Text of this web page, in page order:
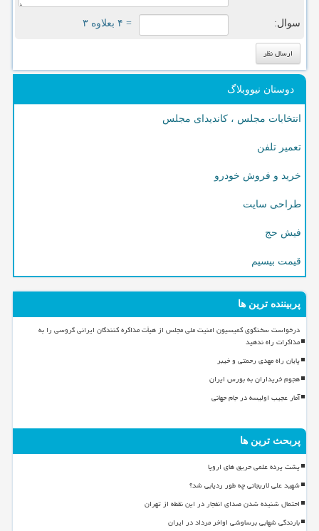
سوال: = ۴ بعلاوه ۳
دوستان نیووبلاگ
انتخابات مجلس ، کاندیدای مجلس
تعمیر تلفن
خرید و فروش خودرو
طراحی سایت
فیش حج
قیمت بیسیم
پربیننده ترین ها
درخواست سخنگوی کمیسیون امنیت ملی مجلس از هیأت مذاکره کنندگان ایرانی گروسی را به
مذاکرات راه ندهید
پایان راه مهدی رحمتی و خیبر
هجوم خریداران به بورس ایران
آمار عجیب اولیسه در جام جهانی
پربحث ترین ها
پشت پرده علمی حریق های اروپا
شهید علی لاریجانی چه طور ردیابی شد؟
احتمال شنیده شدن صدای انفجار در این نقطه از تهران
بارندگی شهابی برساوشی اواخر مرداد در ایران